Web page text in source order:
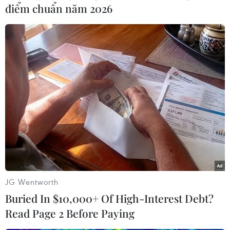
S-400 của Nga, thay vì lên tiếng chỉ trích liên
quan tới việc mua loại vũ khí này./.
(Vietnam+)
điểm chuẩn năm 2026
JG Wentworth
Buried In $10,000+ Of High-Interest Debt?
Read Page 2 Before Paying